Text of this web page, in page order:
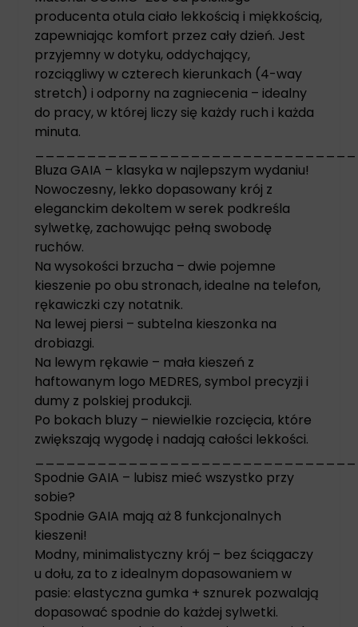
producenta otula ciało lekkością i miękkością,
zapewniając komfort przez cały dzień. Jest
przyjemny w dotyku, oddychający,
rozciągliwy w czterech kierunkach (4-way
stretch) i odporny na zagniecenia – idealny
do pracy, w której liczy się każdy ruch i każda
minuta.
Bluza GAIA – klasyka w najlepszym wydaniu!
Nowoczesny, lekko dopasowany krój z
eleganckim dekoltem w serek podkreśla
sylwetkę, zachowując pełną swobodę
ruchów.
Na wysokości brzucha – dwie pojemne
kieszenie po obu stronach, idealne na telefon,
rękawiczki czy notatnik.
Na lewej piersi – subtelna kieszonka na
drobiazgi.
Na lewym rękawie – mała kieszeń z
haftowanym logo MEDRES, symbol precyzji i
dumy z polskiej produkcji.
Po bokach bluzy – niewielkie rozcięcia, które
zwiększają wygodę i nadają całości lekkości.
Spodnie GAIA – lubisz mieć wszystko przy
sobie?
Spodnie GAIA mają aż 8 funkcjonalnych
kieszeni!
Modny, minimalistyczny krój – bez ściągaczy
u dołu, za to z idealnym dopasowaniem w
pasie: elastyczna gumka + sznurek pozwalają
dopasować spodnie do każdej sylwetki.